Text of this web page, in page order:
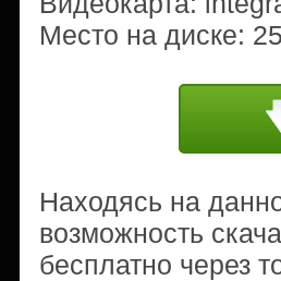
Место на диске:
Находясь на
возможность
бесплатно через